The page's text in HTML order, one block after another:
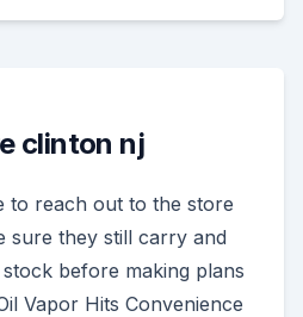
clinton nj
to reach out to the store
sure they still carry and
before making plans
Vapor Hits Convenience